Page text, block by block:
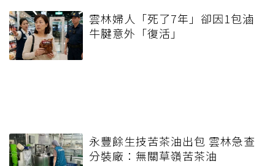
雲林婦人「死了7年」卻因1包滷
牛腱意外「復活」
永豐餘生技苦茶油出包 雲林急查
分裝廠：無關草嶺苦茶油